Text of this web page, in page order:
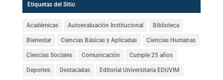
Etiquetas del Sitio
Académicas Autoevaluación Institucional Biblioteca
Bienestar Ciencias Básicas y Aplicadas Ciencias Humanas
Ciencias Sociales Comunicación Cumple 25 años
Deportes Destacadas Editorial Universitaria EDUVIM